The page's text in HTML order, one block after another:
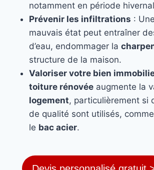
notamment en période
Prévenir les infiltrations :
mauvais état peut entraîner
d’eau, endommager la
structure de la maison.
Valoriser votre bien
toiture rénovée augmente la
logement, particulièrement si
de qualité sont utilisés,
le bac acier.